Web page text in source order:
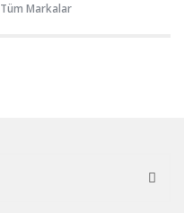
Tüm Markalar